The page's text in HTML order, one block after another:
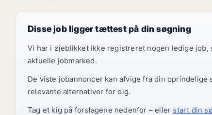
Disse job ligger tættest på din søgning
Vi har i øjeblikket ikke registreret nogen ledige
aktuelle jobmarked.
De viste jobannoncer kan afvige fra din
relevante alternativer for dig.
Tag et kig på forslagene nedenfor – eller start din